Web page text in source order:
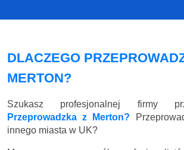
DLACZEGO
MERTON?
Szukasz profesjonalnej firmy
Przeprowadzka z Merton?
innego miasta w UK?